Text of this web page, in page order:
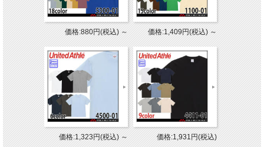
価格:880円(税込)～ 価格:1,409円(税込)～
価格:1,323円(税込)～ 価格:1,931円(税込)